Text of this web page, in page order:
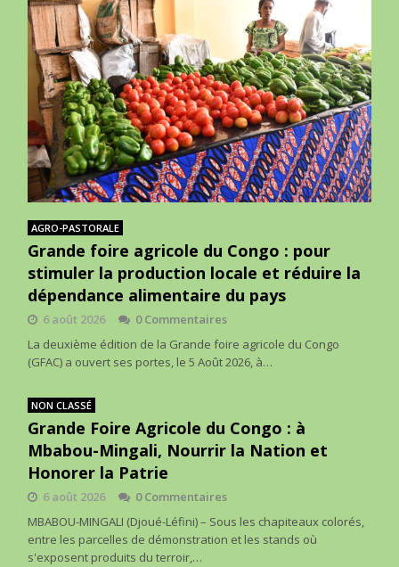
AGRO-PASTORALE
Grande foire agricole du Congo : pour
stimuler la production locale et réduire la
dépendance alimentaire du pays
6 août 2026
0 Commentaires
La deuxième édition de la Grande foire agricole du Congo
(GFAC) a ouvert ses portes, le 5 Août 2026, à…
NON CLASSÉ
Grande Foire Agricole du Congo : à
Mbabou-Mingali, Nourrir la Nation et
Honorer la Patrie
6 août 2026
0 Commentaires
MBABOU-MINGALI (Djoué-Léfini) – Sous les chapiteaux colorés,
entre les parcelles de démonstration et les stands où
s'exposent produits du terroir,…